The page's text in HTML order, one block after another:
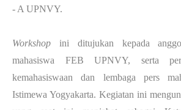
- A UPNVY.
Workshop ini ditujukan kepada
mahasiswa FEB UPNVY, serta
kemahasiswaan dan lembaga pers
Istimewa Yogyakarta. Kegiatan ini